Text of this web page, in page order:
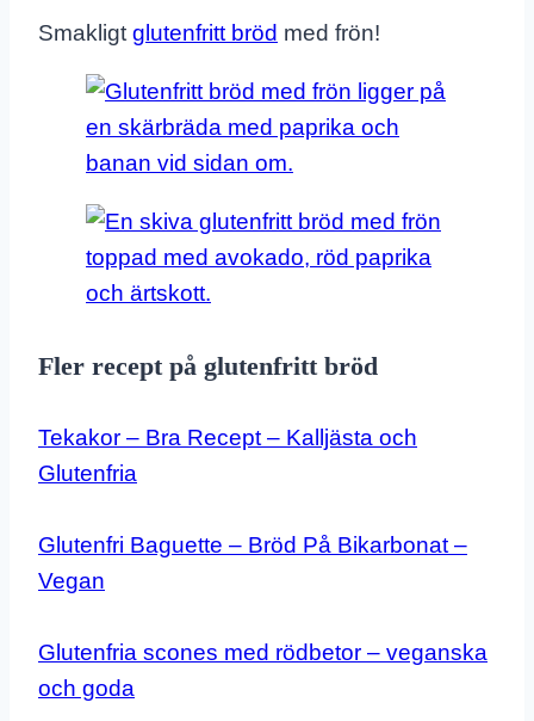
Smakligt glutenfritt bröd med frön!
Fler recept på glutenfritt bröd
Tekakor – Bra Recept – Kalljästa och
Glutenfria
Glutenfri Baguette – Bröd På Bikarbonat –
Vegan
Glutenfria scones med rödbetor – veganska
och goda